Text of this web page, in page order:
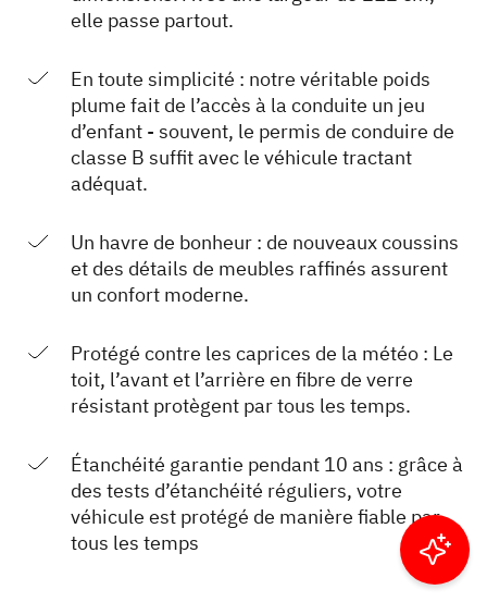
elle passe partout.
En toute simplicité : notre véritable poids
plume fait de l’accès à la conduite un jeu
d’enfant - souvent, le permis de conduire de
classe B suffit avec le véhicule tractant
adéquat.
Un havre de bonheur : de nouveaux coussins
et des détails de meubles raffinés assurent
un confort moderne.
Protégé contre les caprices de la météo : Le
toit, l’avant et l’arrière en fibre de verre
résistant protègent par tous les temps.
Étanchéité garantie pendant 10 ans : grâce à
des tests d’étanchéité réguliers, votre
véhicule est protégé de manière fiable par
tous les temps